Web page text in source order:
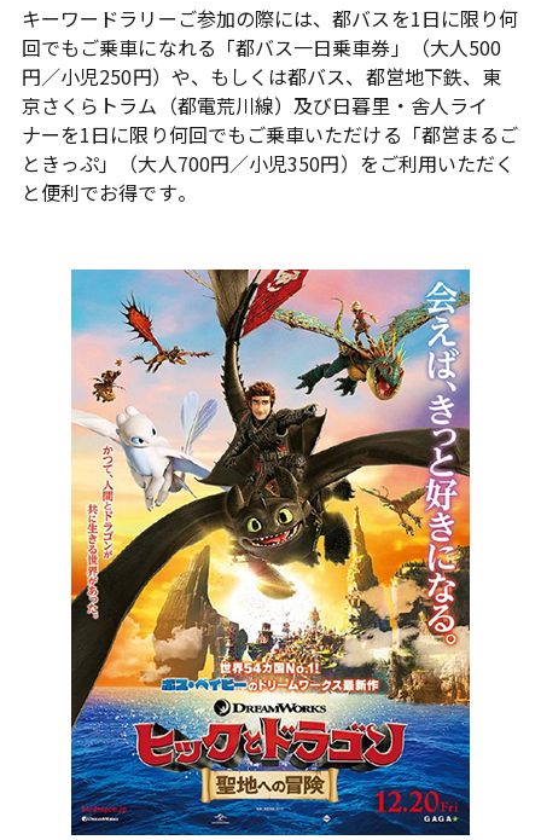
キーワードラリーご参加の際には、都バスを1日に限り何
回でもご乗車になれる「都バス一日乗車券」（大人500
円／小児250円）や、もしくは都バス、都営地下鉄、東
京さくらトラム（都電荒川線）及び日暮里・舎人ライ
ナーを1日に限り何回でもご乗車いただける「都営まるご
ときっぷ」（大人700円／小児350円）をご利用いただく
と便利でお得です。